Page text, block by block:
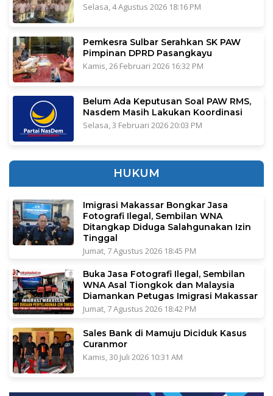
Selasa, 4 Agustus 2026 18:16 PM
Pemkesra Sulbar Serahkan SK PAW
Pimpinan DPRD Pasangkayu
Kamis, 26 Februari 2026 16:32 PM
Belum Ada Keputusan Soal PAW RMS,
Nasdem Masih Lakukan Koordinasi
Selasa, 3 Februari 2026 20:03 PM
HUKUM
Imigrasi Makassar Bongkar Jasa
Fotografi Ilegal, Sembilan WNA
Ditangkap Diduga Salahgunakan Izin
Tinggal
Jumat, 7 Agustus 2026 18:45 PM
Buka Jasa Fotografi Ilegal, Sembilan
WNA Asal Tiongkok dan Malaysia
Diamankan Petugas Imigrasi Makassar
Jumat, 7 Agustus 2026 18:42 PM
Sales Bank di Mamuju Diciduk Kasus
Curanmor
Kamis, 30 Juli 2026 10:31 AM